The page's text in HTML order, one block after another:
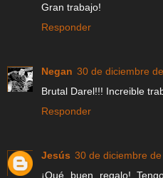
Gran trabajo!
Responder
Negan 30 de diciembre
Brutal Darel!!! Increible
Responder
Jesús 30 de diciembre
¡Qué buen regalo!